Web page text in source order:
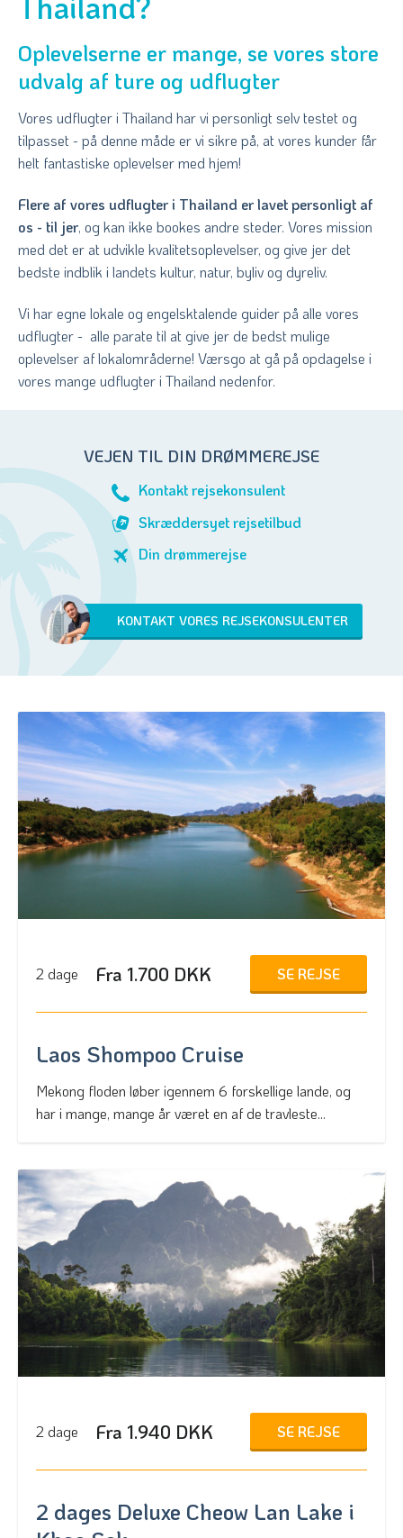
Oplevelserne er mange, se vores store
udvalg af ture og udflugter
Vores udflugter i Thailand har vi personligt selv testet og
tilpasset - på denne måde er vi sikre på, at vores kunder får
helt fantastiske oplevelser med hjem!
Flere af vores udflugter i Thailand er lavet personligt af
os - til jer, og kan ikke bookes andre steder. Vores mission
med det er at udvikle kvalitetsoplevelser, og give jer det
bedste indblik i landets kultur, natur, byliv og dyreliv.
Vi har egne lokale og engelsktalende guider på alle vores
udflugter - alle parate til at give jer de bedst mulige
oplevelser af lokalområderne! Værsgo at gå på opdagelse i
vores mange udflugter i Thailand nedenfor.
VEJEN TIL DIN DRØMMEREJSE
Kontakt rejsekonsulent
Skræddersyet rejsetilbud
Din drømmerejse
KONTAKT VORES REJSEKONSULENTER
2 dage Fra 1.700 DKK SE REJSE
Laos Shompoo Cruise
Mekong floden løber igennem 6 forskellige lande, og
har i mange, mange år været en af de travleste...
2 dage Fra 1.940 DKK SE REJSE
2 dages Deluxe Cheow Lan Lake i